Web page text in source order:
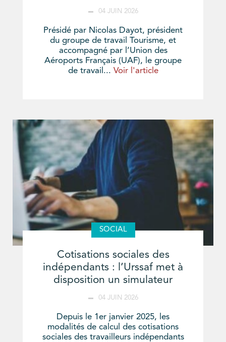
04 JUIN 2026
Présidé par Nicolas Dayot, président
du groupe de travail Tourisme, et
accompagné par l’Union des
Aéroports Français (UAF), le groupe
de travail... Voir l'article
SOCIAL
Cotisations sociales des
indépendants : l’Urssaf met à
disposition un simulateur
04 JUIN 2026
Depuis le 1er janvier 2025, les
modalités de calcul des cotisations
sociales des travailleurs indépendants